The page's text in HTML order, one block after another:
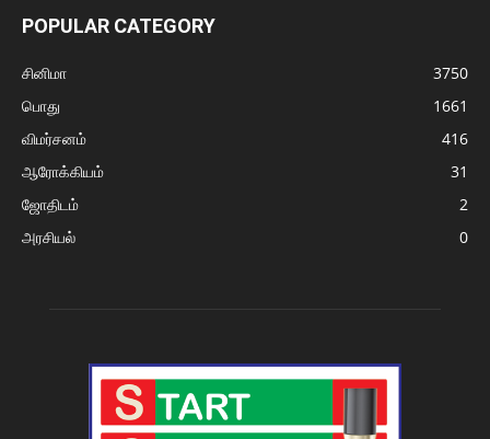
POPULAR CATEGORY
சினிமா
3750
பொது
1661
விமர்சனம்
416
ஆரோக்கியம்
31
ஜோதிடம்
2
அரசியல்
0